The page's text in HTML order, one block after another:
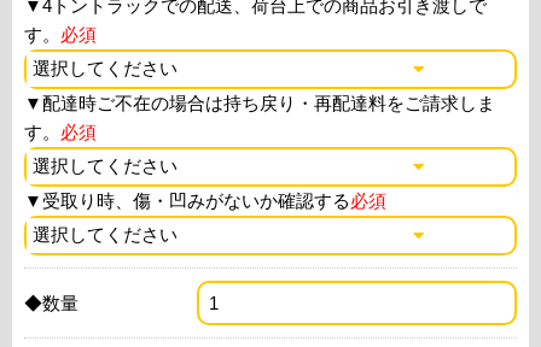
▼4トントラックでの配送、荷台上での商品お引き渡しで
す。 必須
▼配達時ご不在の場合は持ち戻り・再配達料をご請求しま
す。 必須
▼ 受取り時、傷・凹みがないか確認する必須
◆数量